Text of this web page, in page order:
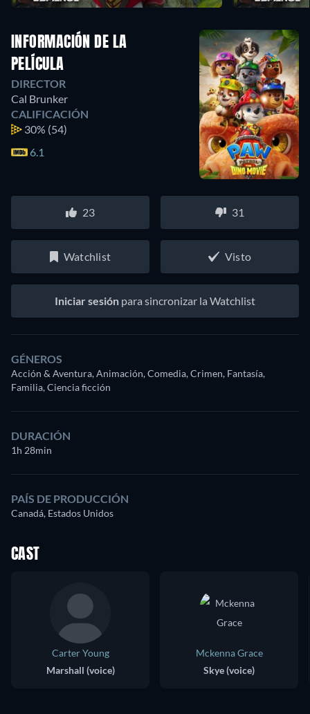
INFORMACIÓN DE LA
PELÍCULA
DIRECTOR
Cal Brunker
CALIFICACIÓN
30% (54)
6.1
23 31
Watchlist Visto
Iniciar sesión para sincronizar la Watchlist
GÉNEROS
Acción & Aventura, Animación, Comedia, Crimen, Fantasía,
Familia, Ciencia ficción
DURACIÓN
1h 28min
PAÍS DE PRODUCCIÓN
Canadá, Estados Unidos
CAST
Carter Young
Marshall (voice)
Mckenna Grace
Skye (voice)